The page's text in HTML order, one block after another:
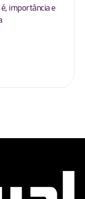
importância e